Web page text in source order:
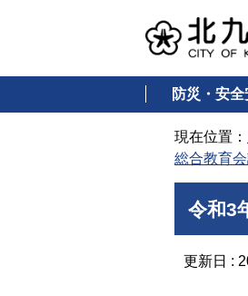
防災・安
現在位置：
総合教育
令和3
更新日 :